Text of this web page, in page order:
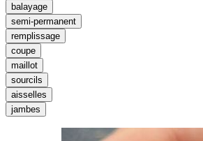
balayage
semi-permanent
remplissage
coupe
maillot
sourcils
aisselles
jambes